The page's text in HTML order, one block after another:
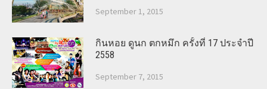
September 1, 2015
กินหอย ดูนก ตกหมึก ครั้งที่ 17 ประจำปี
2558
September 7, 2015